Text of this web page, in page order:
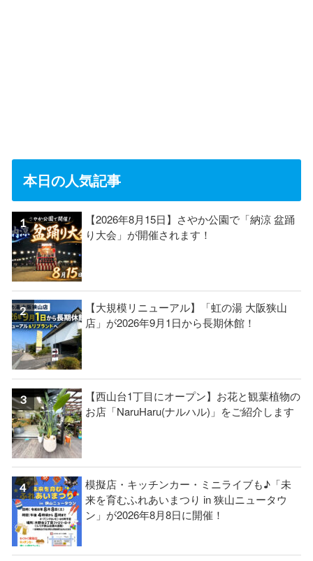
本日の人気記事
【2026年8月15日】さやか公園で「納涼 盆踊
り大会」が開催されます！
【大規模リニューアル】「虹の湯 大阪狭山
店」が2026年9月1日から長期休館！
【西山台1丁目にオープン】お花と観葉植物の
お店「NaruHaru(ナルハル)」をご紹介します
模擬店・キッチンカー・ミニライブも♪「未
来を育むふれあいまつり in 狭山ニュータウ
ン」が2026年8月8日に開催！